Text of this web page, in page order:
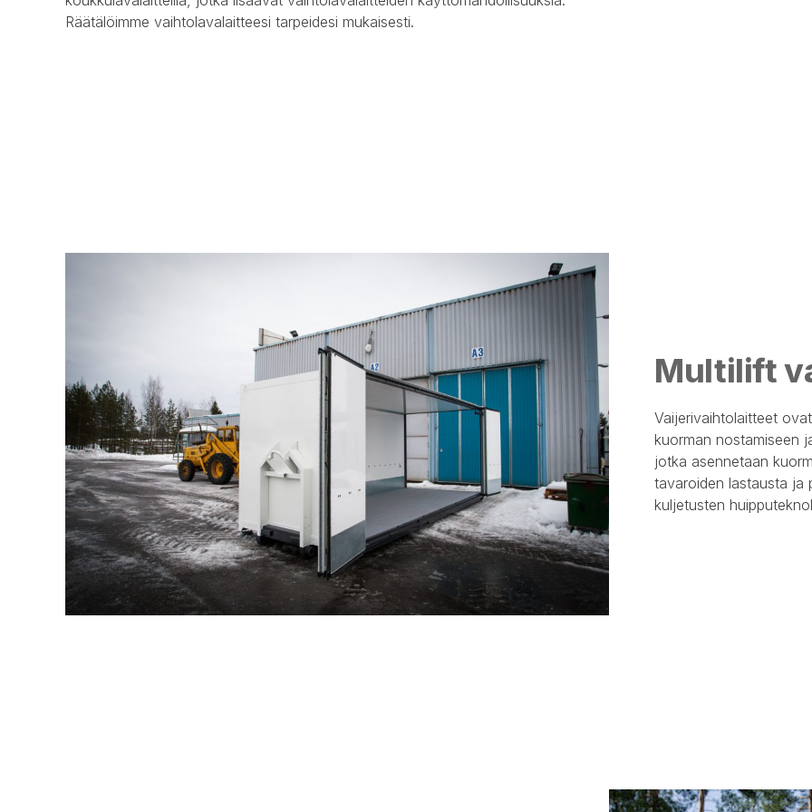
Räätälöimme vaihtolavalaitteesi tarpeidesi mukaisesti.
Multilift
Vaijerivaihtolaitteet
kuorman nostamiseen
jotka asennetaan
tavaroiden lastausta ja
kuljetusten